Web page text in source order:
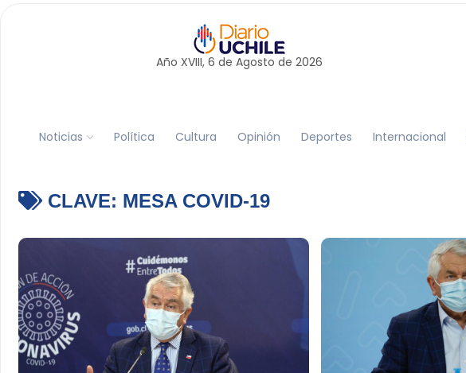
Año XVIII, 6 de Agosto de 2026
Noticias Política Cultura Opinión Deportes Internacional
CLAVE: MESA COVID-19